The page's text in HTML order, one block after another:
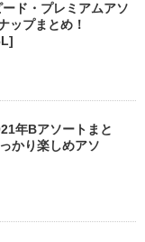
ド・プレミアムアソ
ップまとめ！
年Bアソートまと
かり楽しめアソ